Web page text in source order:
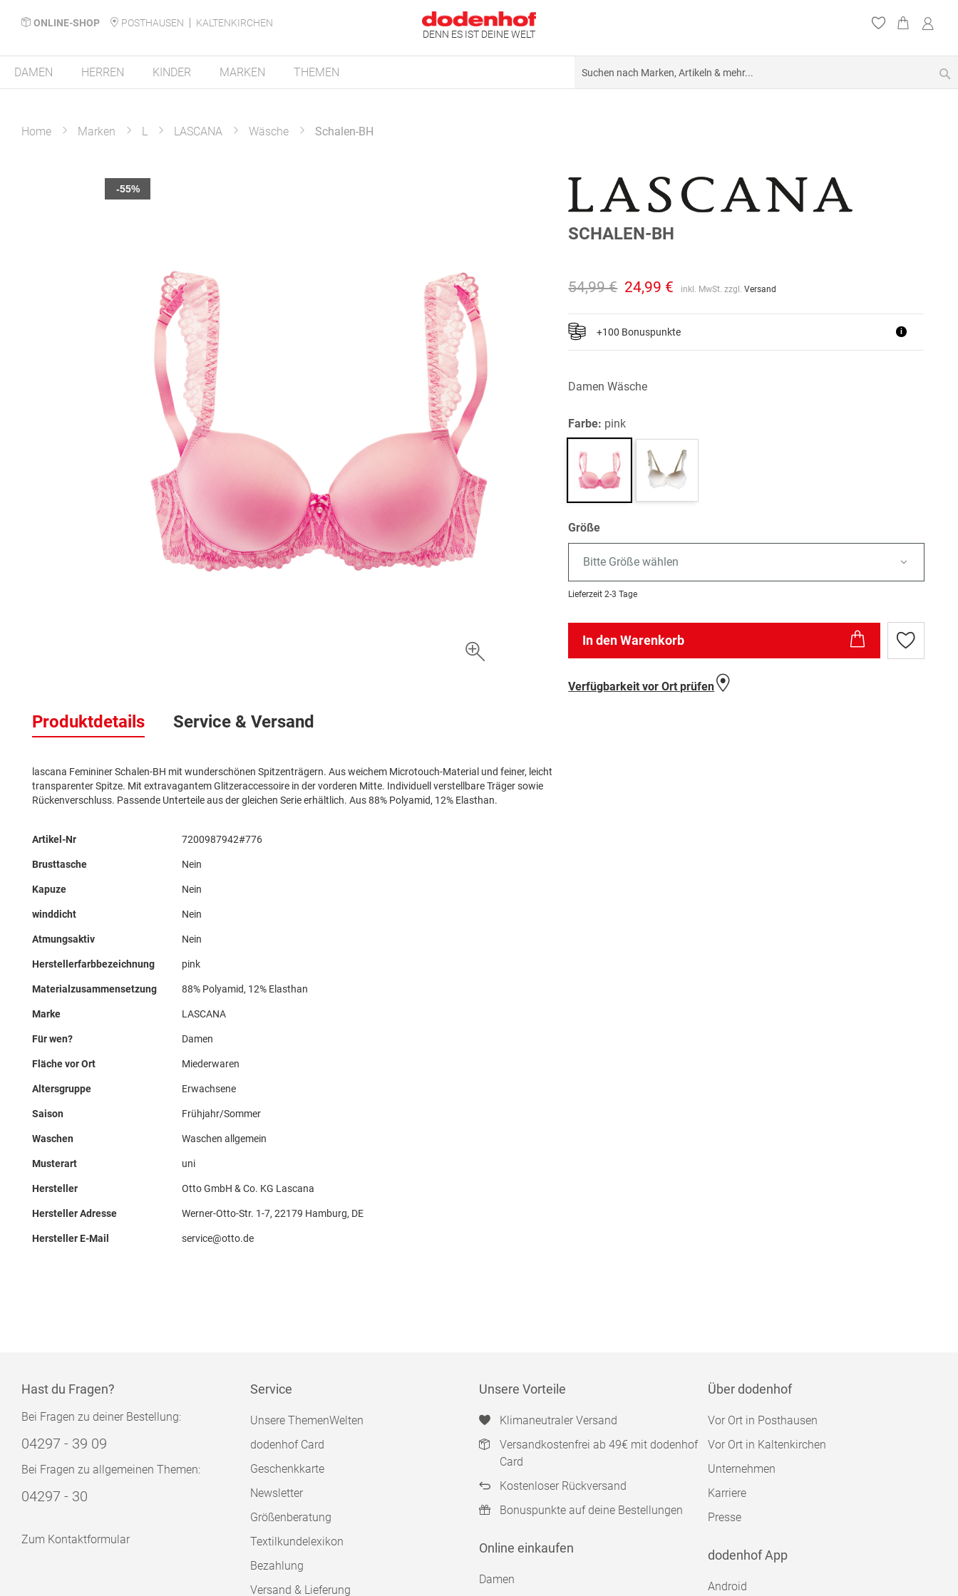
ONLINE-SHOP POSTHAUSEN
KALTENKIRCHEN
DENN ES IST DEINE WELT
DAMEN HERREN KINDER MARKEN THEMEN
Home Marken L LASCANA Wäsche Schalen-BH
-55%
Bildergalerie
springen
SCHALEN-BH
54,99 € 24,99 € inkl. MwSt. zzgl.Versand
+100 Bonuspunkte i
Damen Wäsche
Farbe: pink
Größe
Bitte Größe wählen
Lieferzeit 2-3 Tage
In den Warenkorb
Zur
Wunschliste
Verfügbarkeit vor Ort prüfen
Produktdetails
lascana Femininer Schalen-BH mit wunderschönen Spitzenträgern. Aus weichem Microtouch-Material und feiner, leicht
transparenter Spitze. Mit extravagantem Glitzeraccessoire in der vorderen Mitte. Individuell verstellbare Träger sowie
Rückenverschluss. Passende Unterteile aus der gleichen Serie erhältlich. Aus 88% Polyamid, 12% Elasthan.
Mehr
Artikel-Nr 7200987942#776
Brusttasche Nein
Kapuze Nein
winddicht Nein
Atmungsaktiv Nein
Herstellerfarbbezeichnung pink
Materialzusammensetzung 88% Polyamid, 12% Elasthan
Marke LASCANA
Für wen? Damen
Fläche vor Ort Miederwaren
Altersgruppe Erwachsene
Saison Frühjahr/Sommer
Waschen Waschen allgemein
Musterart uni
Hersteller Otto GmbH & Co. KG Lascana
Hersteller Adresse Werner-Otto-Str. 1-7, 22179 Hamburg, DE
Hersteller E-Mail service@otto.de
Service & Versand
Hast du Fragen?
Bei Fragen zu deiner Bestellung:
04297 - 39 09
Bei Fragen zu allgemeinen Themen:
04297 - 30
Zum Kontaktformular
Service
Unsere ThemenWelten
dodenhof Card
Geschenkkarte
Newsletter
Größenberatung
Textilkundelexikon
Bezahlung
Versand & Lieferung
Unsere Vorteile
Klimaneutraler Versand
Versandkostenfrei ab 49€ mit dodenhof
Card
Kostenloser Rückversand
Bonuspunkte auf deine Bestellungen
Online einkaufen
Damen
Über dodenhof
Vor Ort in Posthausen
Vor Ort in Kaltenkirchen
Unternehmen
Karriere
Presse
dodenhof App
Android